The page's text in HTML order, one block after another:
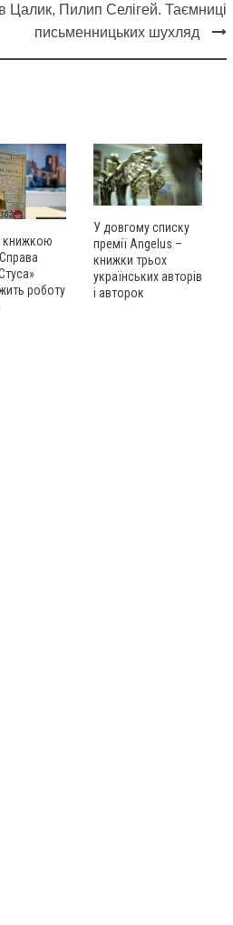
Цалик, Пилип Селігей. Таємниці
письменницьких шухляд
книжкою
роботу
У довгому списку
премії Angelus –
книжки трьох
українських авторів
і авторок